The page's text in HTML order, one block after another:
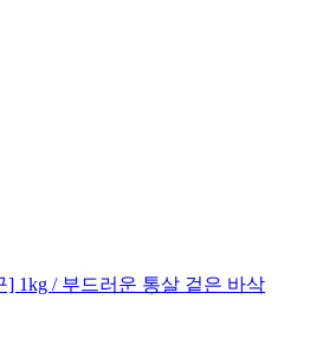
1kg / 부드러운 통살 겉은 바삭